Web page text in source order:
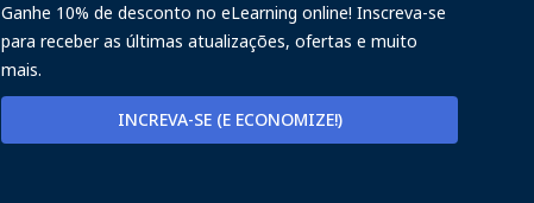
Ganhe 10% de desconto no eLearning online! Inscreva-se
para receber as últimas atualizações, ofertas e muito
mais.
INCREVA-SE (E ECONOMIZE!)